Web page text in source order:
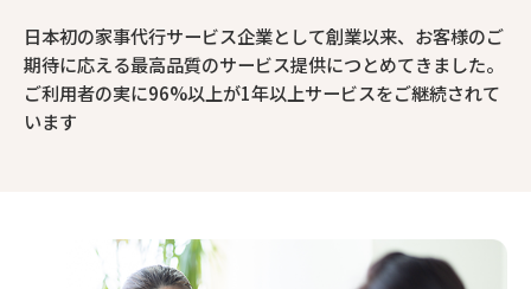
日本初の家事代行サービス企業として創業以来、お客様のご
期待に応える最高品質のサービス提供につとめてきました。
ご利用者の実に96%以上が1年以上サービスをご継続されて
います